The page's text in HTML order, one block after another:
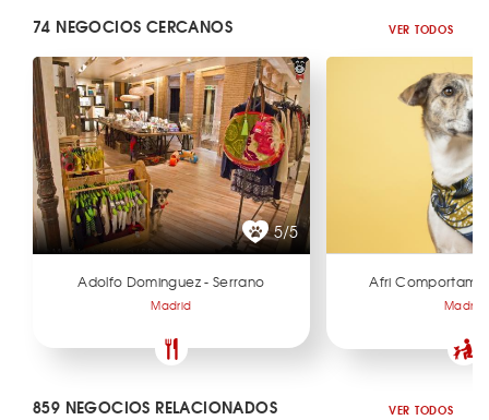
74 NEGOCIOS CERCANOS VER TODOS
5/5
Adolfo Dominguez - Serrano
Madrid
Afri
Madrid
859 NEGOCIOS RELACIONADOS VER TODOS